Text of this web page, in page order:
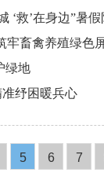
‘救’在身边”暑
牢畜禽养殖绿色
绿地
纾困暖兵心
5 6 7